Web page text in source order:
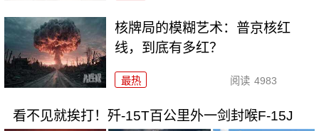
核牌局的模糊艺术：普京核红
线，到底有多红？
最热 阅读 4983
看不见就挨打！歼-15T百公里外一剑封喉F-15J